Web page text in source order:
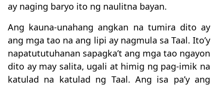
ay naging baryo ito ng naulitna bayan.
Ang kauna-unahang angkan na tumira dito ay
ang mga tao na ang lipi ay nagmula sa Taal. Ito’y
napatututuhanan sapagka’t ang mga tao ngayon
dito ay may salita, ugali at himig ng pag-imik na
katulad na katulad ng Taal. Ang isa pa’y ang